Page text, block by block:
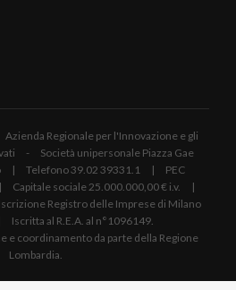
Regionale per l'Innovazione e gli
- Società unipersonale Piazza Gae
| Telefono 39.02 39331.1 | PEC
Capitale sociale 25.000.000,00 € i.v. |
Registro delle Imprese di Milano
al R.E.A. al n°1096149.
e coordinamento da parte della Regione
Lombardia.